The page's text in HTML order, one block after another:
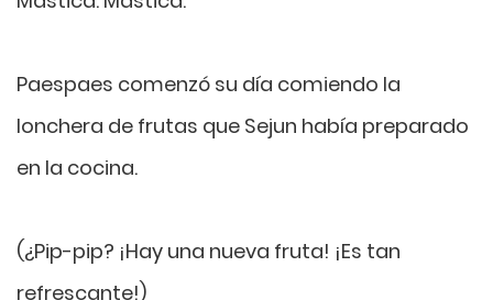
Paespaes comenzó su día comiendo la
lonchera de frutas que Sejun había preparado
en la cocina.
(¿Pip-pip? ¡Hay una nueva fruta! ¡Es tan
refrescante!)